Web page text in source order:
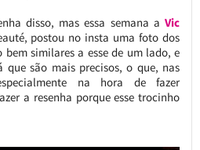
disso, mas essa semana aVic
postou no insta uma foto dos
similares a esse de um lado, e
são mais precisos, o que, nas
na hora de fazer
a resenha porque esse trocinho